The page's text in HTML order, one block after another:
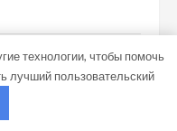
технологии, чтобы помочь
лучший пользовательский